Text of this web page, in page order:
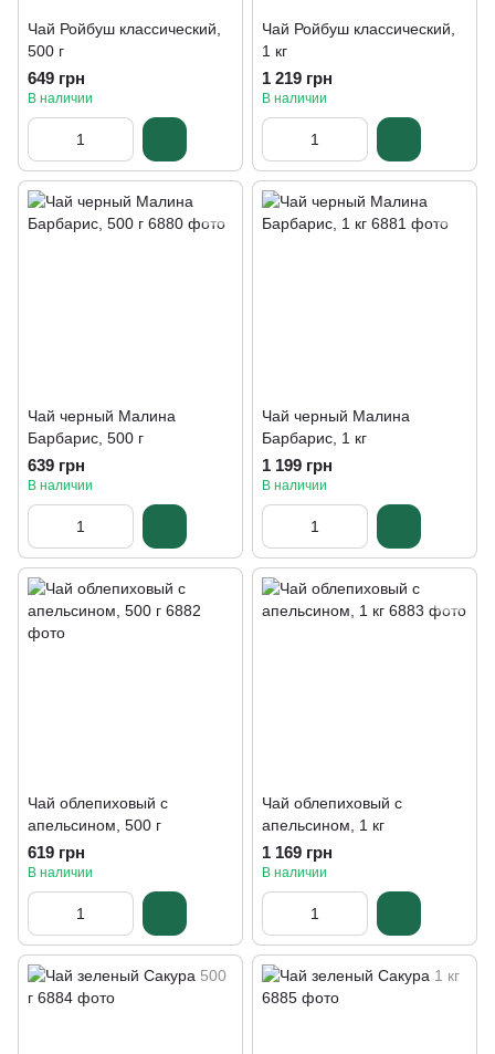
Чай Ройбуш классический,
500 г
649 грн
В наличии
Чай Ройбуш классический,
1 кг
1 219 грн
В наличии
Чай черный Малина
Барбарис, 500 г
639 грн
В наличии
Чай черный Малина
Барбарис, 1 кг
1 199 грн
В наличии
Чай облепиховый с
апельсином, 500 г
619 грн
В наличии
Чай облепиховый с
апельсином, 1 кг
1 169 грн
В наличии